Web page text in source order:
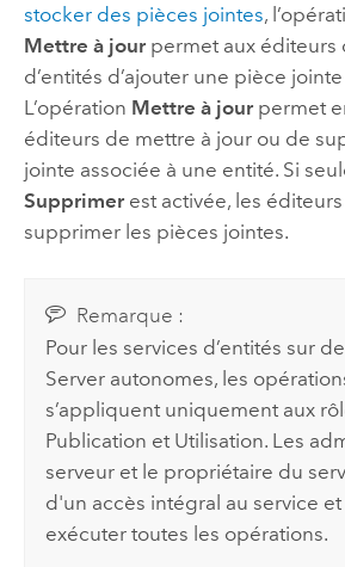
stocker des pièces jointes,
Mettre à jourpermet aux éditeurs
d’entités d’ajouter une pièce
L’opération Mettre à jourpermet
éditeurs de mettre à jour ou de
jointe associée à une entité. Si
Supprimerest activée, les
supprimer les pièces jointes.
Remarque :
Pour les services d’entités sur
Server autonomes, les
s’appliquent uniquement aux
Publication et Utilisation. Les
serveur et le propriétaire du
d'un accès intégral au service
exécuter toutes les opérations.